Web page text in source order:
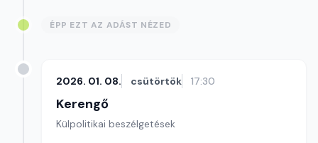
ÉPP EZT AZ ADÁST NÉZED
2026. 01. 08. csütörtök 17:30
Kerengő
Külpolitikai beszélgetések